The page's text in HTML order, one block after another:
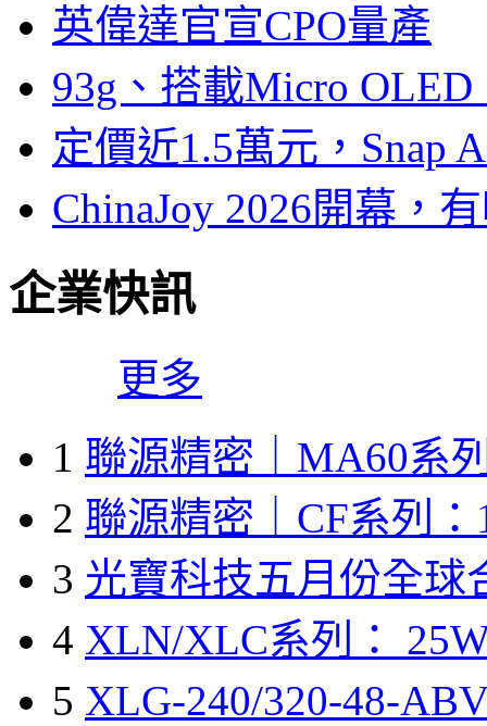
英偉達官宣CPO量產
93g、搭載Micro
定價近1.5萬元，Snap
ChinaJoy 2026開幕，
企業快訊
更多
1 聯源精密｜MA60系
2 聯源精密｜CF系列：
3 光寶科技五月份全球
4 XLN/XLC系列：
5 XLG-240/320-48-